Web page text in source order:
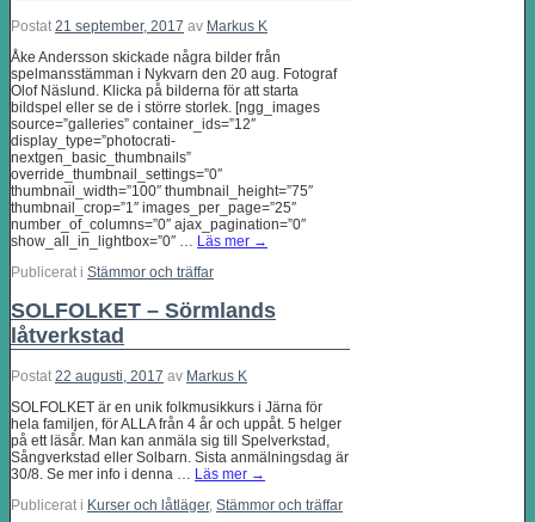
Postat 21 september, 2017 av Markus K
Åke Andersson skickade några bilder från
spelmansstämman i Nykvarn den 20 aug. Fotograf
Olof Näslund. Klicka på bilderna för att starta
bildspel eller se de i större storlek. [ngg_images
source=”galleries” container_ids=”12″
display_type=”photocrati-
nextgen_basic_thumbnails”
override_thumbnail_settings=”0″
thumbnail_width=”100″ thumbnail_height=”75″
thumbnail_crop=”1″ images_per_page=”25″
number_of_columns=”0″ ajax_pagination=”0″
show_all_in_lightbox=”0″ … Läs mer →
Publicerat i Stämmor och träffar
SOLFOLKET – Sörmlands
låtverkstad
Postat 22 augusti, 2017 av Markus K
SOLFOLKET är en unik folkmusikkurs i Järna för
hela familjen, för ALLA från 4 år och uppåt. 5 helger
på ett läsår. Man kan anmäla sig till Spelverkstad,
Sångverkstad eller Solbarn. Sista anmälningsdag är
30/8. Se mer info i denna … Läs mer →
Publicerat i Kurser och låtläger, Stämmor och träffar